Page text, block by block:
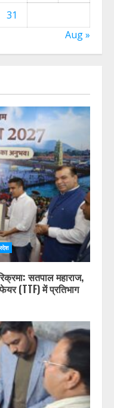
31
Aug »
सतपाल महाराज,
(TTF) में प्रतिभाग